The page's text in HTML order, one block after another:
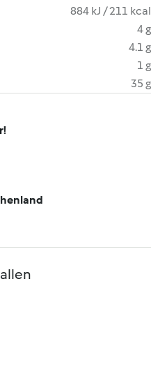
884 kJ / 211 kcal
4 g
4.1 g
1 g
35 g